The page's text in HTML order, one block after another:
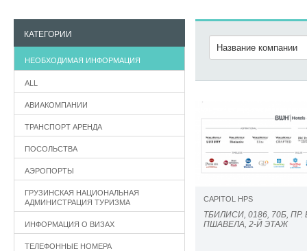
КАТЕГОРИИ
НЕОБХОДИМАЯ ИНФОРМАЦИЯ
ALL
АВИАКОМПАНИИ
ТРАНСПОРТ АРЕНДА
ПОСОЛЬСТВА
АЭРОПОРТЫ
ГРУЗИНСКАЯ НАЦИОНАЛЬНАЯ
АДМИНИСТРАЦИЯ ТУРИЗМА
ИНФОРМАЦИЯ О ВИЗАХ
ТЕЛЕФОННЫЕ НОМЕРА
CAPITOL HPS
ТБИЛИСИ, 0186, 70Б,
ПШАВЕЛА, 2-Й ЭТАЖ